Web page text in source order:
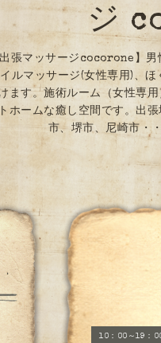
ジ
出張マッサージcocorone】
ルマッサージ(女性専用)、
ます。施術ルーム（女性専
ホームな癒し空間です。出
市、堺市、尼崎市・
10：00～19：